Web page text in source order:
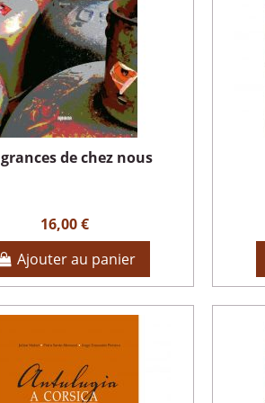
de chez nous
16,00 €
Ajouter au panier